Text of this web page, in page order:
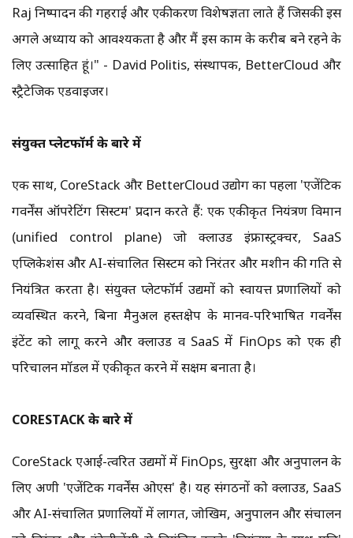
Raj निष्पादन की गहराई और एकीकरण विशेषज्ञता लाते हैं जिसकी इस
अगले अध्याय को आवश्यकता है और मैं इस काम के करीब बने रहने के
लिए उत्साहित हूं।" - David Politis, संस्थापक, BetterCloud और
स्ट्रैटेजिक एडवाइजर।
संयुक्त प्लेटफॉर्म के बारे में
एक साथ, CoreStack और BetterCloud उद्योग का पहला 'एजेंटिक
गवर्नेंस ऑपरेटिंग सिस्टम' प्रदान करते हैं: एक एकीकृत नियंत्रण विमान
(unified control plane) जो क्लाउड इंफ्रास्ट्रक्चर, SaaS
एप्लिकेशंस और AI-संचालित सिस्टम को निरंतर और मशीन की गति से
नियंत्रित करता है। संयुक्त प्लेटफॉर्म उद्यमों को स्वायत्त प्रणालियों को
व्यवस्थित करने, बिना मैनुअल हस्तक्षेप के मानव-परिभाषित गवर्नेंस
इंटेंट को लागू करने और क्लाउड व SaaS में FinOps को एक ही
परिचालन मॉडल में एकीकृत करने में सक्षम बनाता है।
CORESTACK के बारे में
CoreStack एआई-त्वरित उद्यमों में FinOps, सुरक्षा और अनुपालन के
लिए अग्रणी 'एजेंटिक गवर्नेंस ओएस' है। यह संगठनों को क्लाउड, SaaS
और AI-संचालित प्रणालियों में लागत, जोखिम, अनुपालन और संचालन